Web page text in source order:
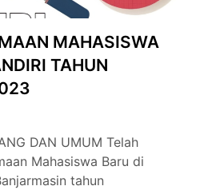
MAHASISWA
TAHUN
DAN UMUM Telah
Mahasiswa Baru di
tahun